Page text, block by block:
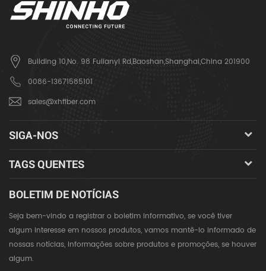
Building 10,No. 98 Fulianyi Rd,Baoshan,Shanghai,China 201900
0086-13671585101
sales@xhfiber.com
SIGA-NOS
TAGS QUENTES
BOLETIM DE NOTÍCIAS
Seja bem-vindo a registrar o boletim informativo, se você tiver
algum interesse em nossos produtos, vamos mantê-lo informado de
nossas notícias, informações sobre produtos e promoções, se houver
algum.